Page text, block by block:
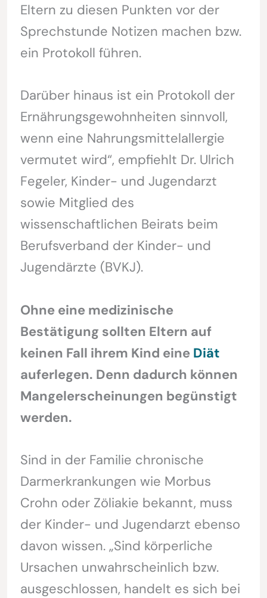
Eltern zu diesen Punkten vor der
Sprechstunde Notizen machen bzw.
ein Protokoll führen.
Darüber hinaus ist ein Protokoll der
Ernährungsgewohnheiten sinnvoll,
wenn eine Nahrungsmittelallergie
vermutet wird“, empfiehlt Dr. Ulrich
Fegeler, Kinder- und Jugendarzt
sowie Mitglied des
wissenschaftlichen Beirats beim
Berufsverband der Kinder- und
Jugendärzte (BVKJ).
Ohne eine medizinische
Bestätigung sollten Eltern auf
keinen Fall ihrem Kind eine Diät
auferlegen. Denn dadurch können
Mangelerscheinungen begünstigt
werden.
Sind in der Familie chronische
Darmerkrankungen wie Morbus
Crohn oder Zöliakie bekannt, muss
der Kinder- und Jugendarzt ebenso
davon wissen. „Sind körperliche
Ursachen unwahrscheinlich bzw.
ausgeschlossen, handelt es sich bei